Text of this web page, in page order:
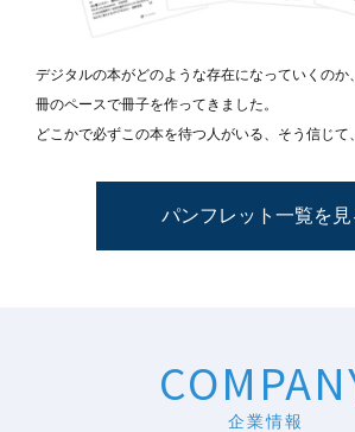
デジタルの本がどのような存在になっていくのか
冊のペースで冊子を作ってきました。
どこかで必ずこの本を待つ人がいる、そう信じて
パンフレット一覧を見
企業情報